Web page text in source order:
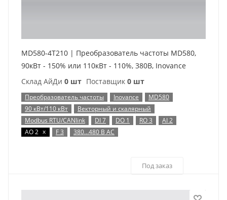
MD580-4T210 | Преобразователь частоты MD580,
90кВт - 150% или 110кВт - 110%, 380В, Inovance
Склад АйДи 0 шт Поставщик 0 шт
Преобразователь частоты Inovance
MD580
90 кВт/110 кВт
Векторный и скалярный
Modbus RTU/CANlink
DI 7 DO 1 RO 3
AI 2
AO 2 x F 3 380…480 В AC
Под заказ